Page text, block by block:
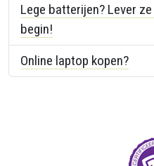
Lege batterijen? Lever
begin!
Online laptop kopen?